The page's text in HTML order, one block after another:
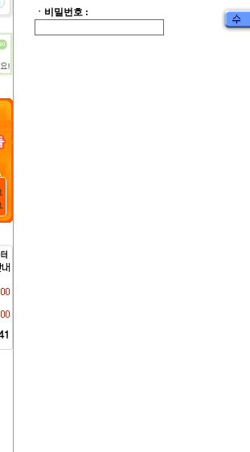
ㆍ비밀번호 :